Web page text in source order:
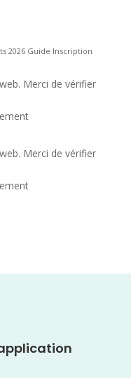
2026 Guide Inscription
Merci de vérifier
Merci de vérifier